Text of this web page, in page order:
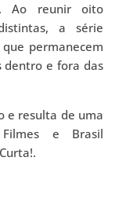
Ao reunir oito
a série
permanecem
dentro e fora das
e resulta de uma
e Brasil